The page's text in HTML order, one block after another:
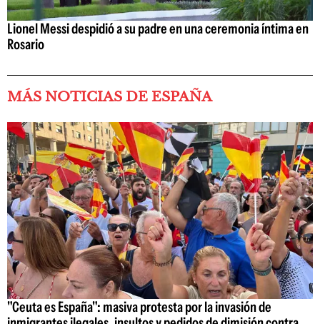
Lionel Messi despidió a su padre en una ceremonia íntima en
Rosario
MÁS NOTICIAS DE ESPAÑA
"Ceuta es España": masiva protesta por la invasión de